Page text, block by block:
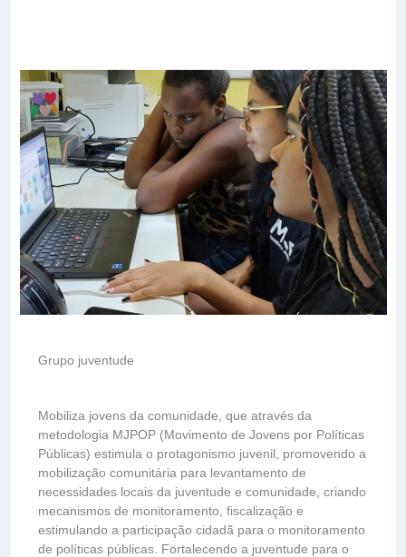
Grupo juventude
Mobiliza jovens da comunidade, que através da
metodologia MJPOP (Movimento de Jovens por Políticas
Públicas) estimula o protagonismo juvenil, promovendo a
mobilização comunitária para levantamento de
necessidades locais da juventude e comunidade, criando
mecanismos de monitoramento, fiscalização e
estimulando a participação cidadã para o monitoramento
de políticas públicas. Fortalecendo a juventude para o